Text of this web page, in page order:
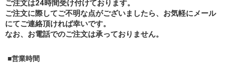
ご注文は24時間受け付けております。
ご注文に際してご不明な点がございましたら、お気軽にメール
にてご連絡頂ければ幸いです。
なお、 お電話でのご注文は承っておりません。
■営業時間